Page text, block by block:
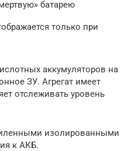
батарею
только при
аккумуляторов на
ЗУ. Агрегат имеет
отслеживать уровень
изолированными
к АКБ.